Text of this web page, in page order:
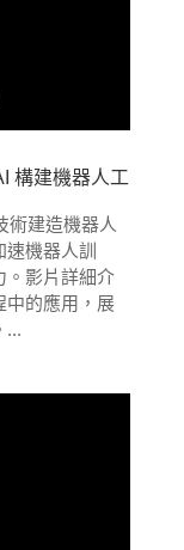
構建機器人工
術建造機器人
機器人訓
。影片詳細介
中的應用，展
...